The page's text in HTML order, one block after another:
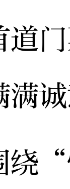
道
满
“